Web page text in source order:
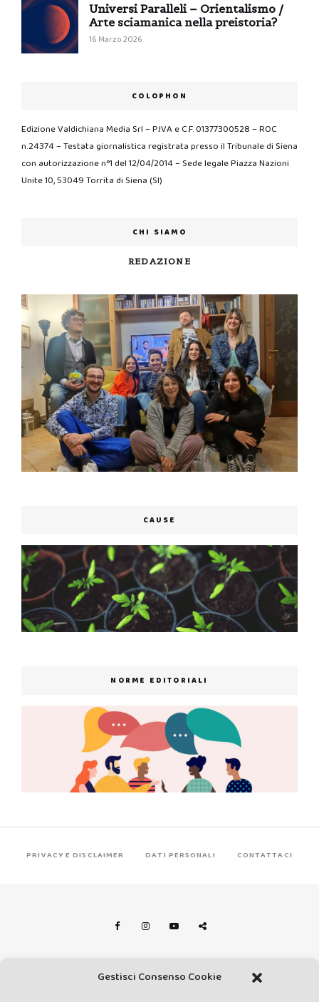
Gestisci Consenso Cookie
Universi Paralleli – Orientalismo /
Arte sciamanica nella preistoria?
16 Marzo 2026
COLOPHON
Edizione Valdichiana Media Srl – P.IVA e C.F. 01377300528 – ROC
n.24374 – Testata giornalistica registrata presso il Tribunale di Siena
con autorizzazione n°1 del 12/04/2014 – Sede legale Piazza Nazioni
Unite 10, 53049 Torrita di Siena (SI)
CHI SIAMO
REDAZIONE
CAUSE
NORME EDITORIALI
PRIVACY E DISCLAIMER DATI PERSONALI CONTATTACI
Made by Avatar Web Communication © Copyright 2013-2026. All
rights reserved - Testata registrata presso il Tribunale di Siena con